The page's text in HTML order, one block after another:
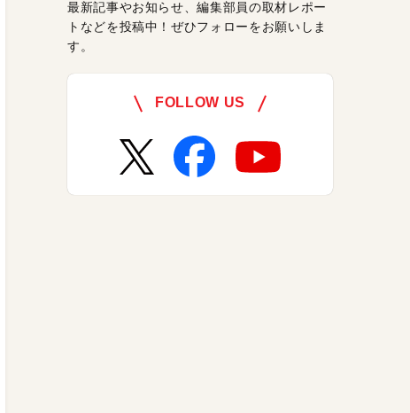
最新記事やお知らせ、編集部員の取材レポー
トなどを投稿中！ぜひフォローをお願いしま
す。
FOLLOW US